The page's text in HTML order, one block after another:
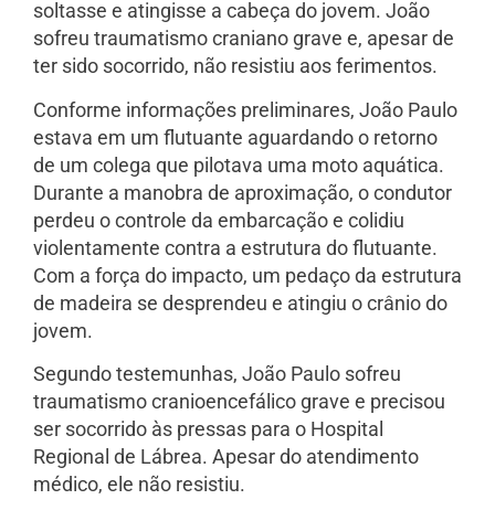
soltasse e atingisse a cabeça do jovem. João
sofreu traumatismo craniano grave e, apesar de
ter sido socorrido, não resistiu aos ferimentos.
Conforme informações preliminares, João Paulo
estava em um flutuante aguardando o retorno
de um colega que pilotava uma moto aquática.
Durante a manobra de aproximação, o condutor
perdeu o controle da embarcação e colidiu
violentamente contra a estrutura do flutuante.
Com a força do impacto, um pedaço da estrutura
de madeira se desprendeu e atingiu o crânio do
jovem.
Segundo testemunhas, João Paulo sofreu
traumatismo cranioencefálico grave e precisou
ser socorrido às pressas para o Hospital
Regional de Lábrea. Apesar do atendimento
médico, ele não resistiu.